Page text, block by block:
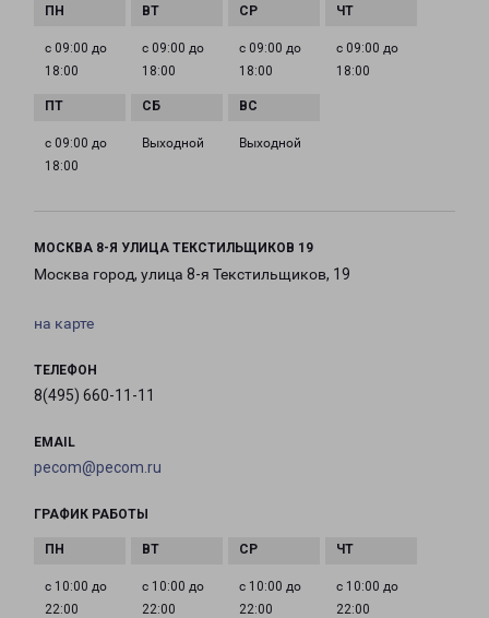
с 09:00 до
18:00
с 09:00 до
18:00
с 09:00 до
18:00
с 09:00 до
18:00
с 09:00 до
18:00
Выходной Выходной
МОСКВА 8-Я УЛИЦА ТЕКСТИЛЬЩИКОВ 19
Москва город, улица 8-я Текстильщиков, 19
на карте
ТЕЛЕФОН
8(495) 660-11-11
EMAIL
pecom@pecom.ru
ГРАФИК РАБОТЫ
с 10:00 до
22:00
с 10:00 до
22:00
с 10:00 до
22:00
с 10:00 до
22:00